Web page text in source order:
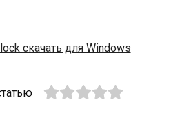
скачать для Windows